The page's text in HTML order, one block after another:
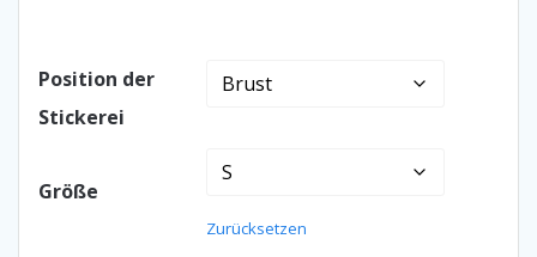
Position der
Stickerei
Größe
Zurücksetzen